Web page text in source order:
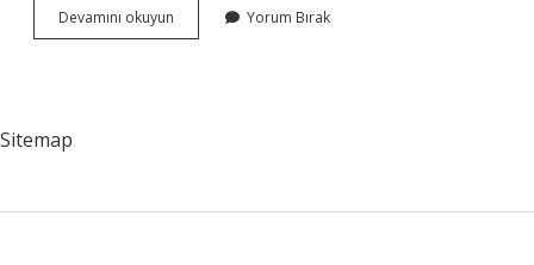
Devamını okuyun
Isa
Yorum Bırak
Sitemap